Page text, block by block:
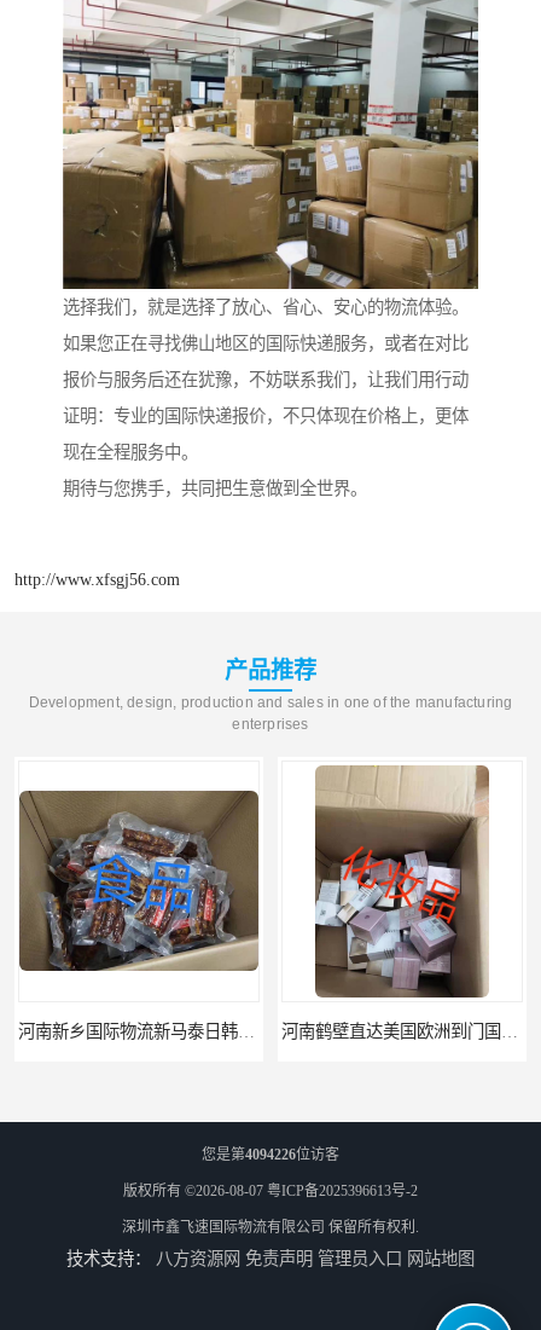
选择我们，就是选择了放心、省心、安心的物流体验。
如果您正在寻找佛山地区的国际快递服务，或者在对比
报价与服务后还在犹豫，不妨联系我们，让我们用行动
证明：专业的国际快递报价，不只体现在价格上，更体
现在全程服务中。
期待与您携手，共同把生意做到全世界。
http://www.xfsgj56.com
产品推荐
Development, design, production and sales in one of the manufacturing
enterprises
您是第4094226位访客
版权所有 ©2026-08-07 粤ICP备2025396613号-2
深圳市鑫飞速国际物流有限公司 保留所有权利.
技术支持： 八方资源网 免责声明 管理员入口 网站地图